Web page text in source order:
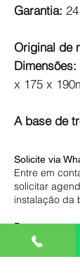
Garantia:
Original de
Dimensões:
x 175 x
A base de
Solicite via
Entre em
solicitar
instalação da
Pague
Compre com